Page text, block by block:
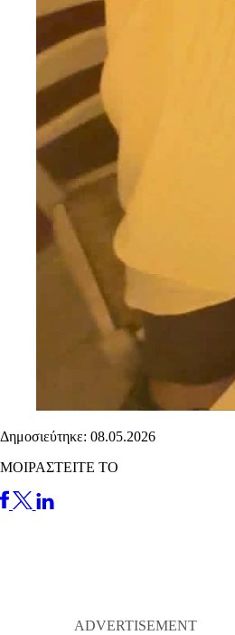
Δημοσιεύτηκε: 08.05.2026
ΜΟΙΡΑΣΤΕΙΤΕ ΤΟ